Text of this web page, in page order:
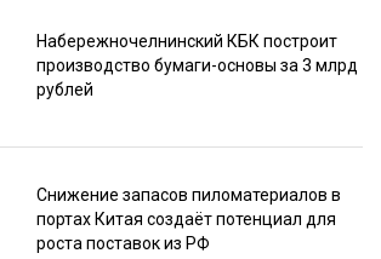
Набережночелнинский КБК построит
производство бумаги-основы за 3 млрд
рублей
Снижение запасов пиломатериалов в
портах Китая создаёт потенциал для
роста поставок из РФ